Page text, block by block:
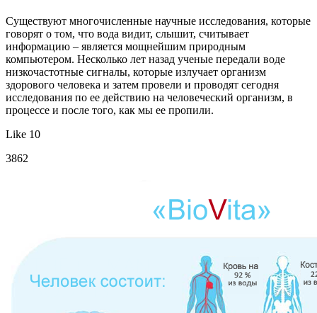
Существуют многочисленные научные исследования, которые
говорят о том, что вода видит, слышит, считывает
информацию – является мощнейшим природным
компьютером. Несколько лет назад ученые передали воде
низкочастотные сигналы, которые излучает организм
здорового человека и затем провели и проводят сегодня
исследования по ее действию на человеческий организм, в
процессе и после того, как мы ее пропили.
Like 10
3862